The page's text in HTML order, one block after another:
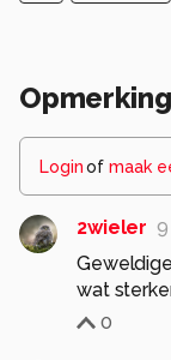
Loginof maak
2wieler
wat
0